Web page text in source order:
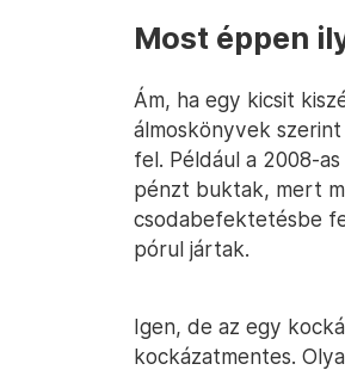
Most éppen
Ám, ha egy kicsit
álmoskönyvek
fel. Például a 2008-
pénzt buktak, mert
csodabefektetésbe
pórul jártak.
Igen, de az egy
kockázatmentes.